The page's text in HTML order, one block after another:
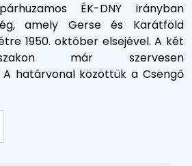
ÉK-DNY irányban
amely Gerse és Karátföld
1950. október elsejével. A két
már szervesen
határvonal közöttük a Csengő